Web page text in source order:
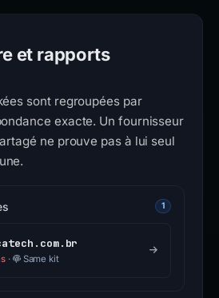
et rapports
sont regroupées par
exacte. Un fournisseur
ne prouve pas à lui seul
1
· Same kit